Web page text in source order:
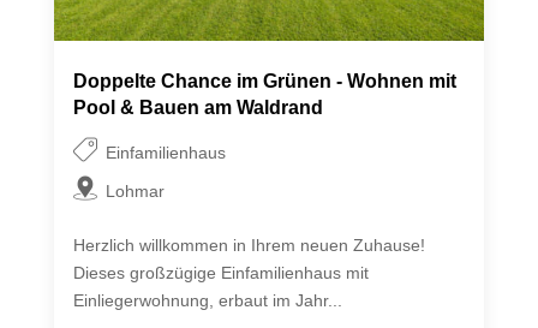
Doppelte Chance im Grünen - Wohnen mit
Pool & Bauen am Waldrand
Einfamilienhaus
Lohmar
Herzlich willkommen in Ihrem neuen Zuhause!
Dieses großzügige Einfamilienhaus mit
Einliegerwohnung, erbaut im Jahr...